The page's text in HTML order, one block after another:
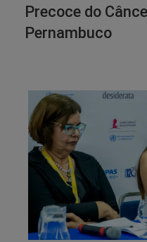
Precoce do
Pernambuco